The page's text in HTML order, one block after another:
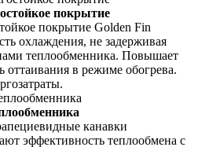
покрытие
покрытие Golden Fin
охлаждения, не задерживая
теплообменника. Повышает
оттаивания в режиме обогрева.
канавки
эффективность теплообмена с